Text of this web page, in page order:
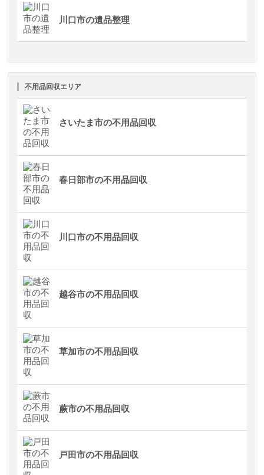
川口市の遺品整理
不用品回収エリア
さいたま市の不用品回収
春日部市の不用品回収
川口市の不用品回収
越谷市の不用品回収
草加市の不用品回収
蕨市の不用品回収
戸田市の不用品回収